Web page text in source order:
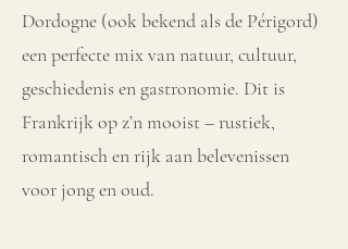
Dordogne (ook bekend als de Périgord)
een perfecte mix van natuur, cultuur,
geschiedenis en gastronomie. Dit is
Frankrijk op z’n mooist – rustiek,
romantisch en rijk aan belevenissen
voor jong en oud.